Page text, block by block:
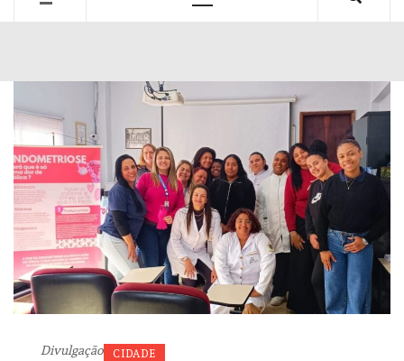
Divulgação CIDADE